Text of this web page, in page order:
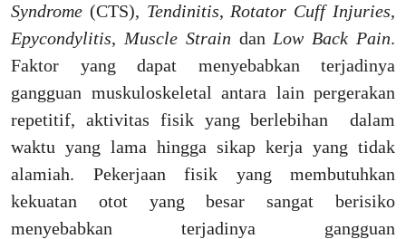
Syndrome (CTS), Tendinitis, Rotator Cuff Injuries,
Epycondylitis, Muscle Strain dan Low Back Pain.
Faktor yang dapat menyebabkan terjadinya
gangguan muskuloskeletal antara lain pergerakan
repetitif, aktivitas fisik yang berlebihan
dalam
waktu yang lama hingga sikap kerja yang tidak
alamiah. Pekerjaan fisik yang membutuhkan
kekuatan otot yang besar sangat berisiko
menyebabkan terjadinya gangguan